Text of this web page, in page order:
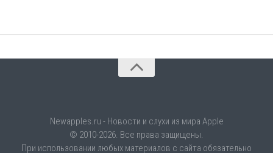
Newapples.ru - Новости и слухи из мира Apple
© 2010-2026. Все права защищены.
При использовании любых материалов с сайта обязательно